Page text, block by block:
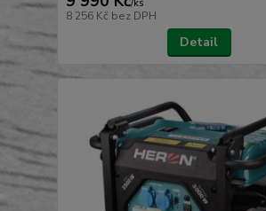
/ks
8 256 Kč bez DPH
Detail